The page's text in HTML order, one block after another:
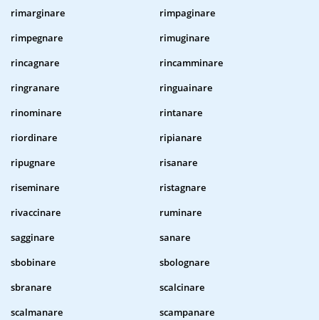
rimarginare
rimpaginare
rimpegnare
rimuginare
rincagnare
rincamminare
ringranare
ringuainare
rinominare
rintanare
riordinare
ripianare
ripugnare
risanare
riseminare
ristagnare
rivaccinare
ruminare
sagginare
sanare
sbobinare
sbolognare
sbranare
scalcinare
scalmanare
scampanare